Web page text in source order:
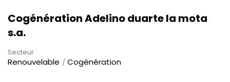
Cogénération Adelino duarte la mota
s.a.
Secteur
Renouvelable Cogénération